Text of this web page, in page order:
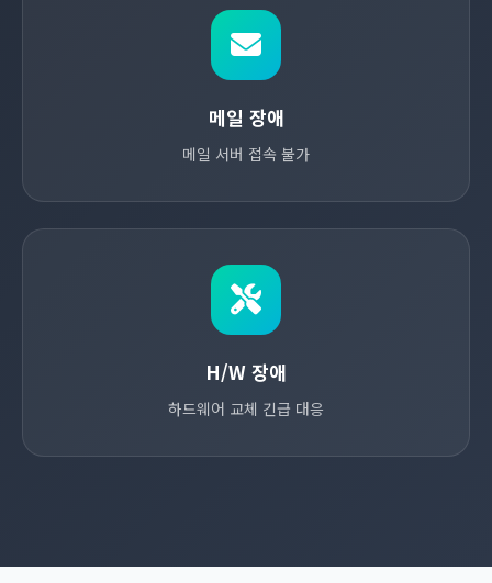
메일 장애
메일 서버 접속 불가
H/W 장애
하드웨어 교체 긴급 대응